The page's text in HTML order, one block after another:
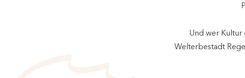
Und wer Kultur
Welterbestadt